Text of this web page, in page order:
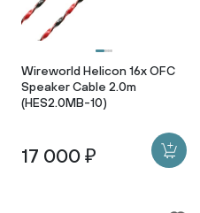
Wireworld Helicon 16x OFC
Speaker Cable 2.0m
(HES2.0MB-10)
17 000 ₽